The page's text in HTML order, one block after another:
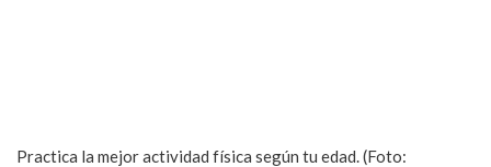
Practica la mejor actividad física según tu edad. (Foto: